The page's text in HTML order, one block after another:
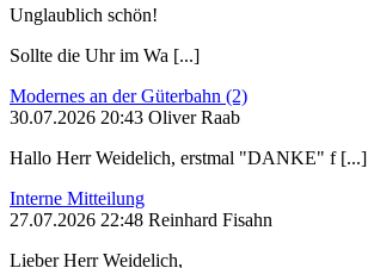
Unglaublich schön!
Sollte die Uhr im Wa [...]
Modernes an der Güterbahn (2)
30.07.2026 20:43 Oliver Raab
Hallo Herr Weidelich, erstmal "DANKE" f [...]
Interne Mitteilung
27.07.2026 22:48 Reinhard Fisahn
Lieber Herr Weidelich,